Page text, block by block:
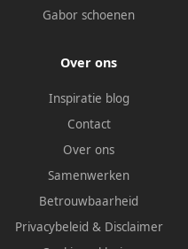
Gabor schoenen
Over ons
Inspiratie blog
Contact
Over ons
Samenwerken
Betrouwbaarheid
Privacybeleid & Disclaimer